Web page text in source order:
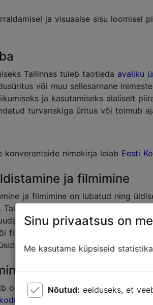
ja visuaalse sisu
Tallinnas tuleb taotleda avaliku
või muu sellesarnane
ja kasutamiseks alaliselt
turvariskiga üritus või toimub
konverentside nimekirja leiab Eesti
ja filmimine
ja filmimine on lubatud ning
Transpordiametit tuleb
ajutiselt liikluskorraldust.
filmida valdaja loaga. Luba tuleb
kohalt kas eelnevalt või kohapeal.
olenevalt asukohast lennuloa
Sinu privaatsus on
Me kasutame küpsiseid
Nõutud: eelduseks, et